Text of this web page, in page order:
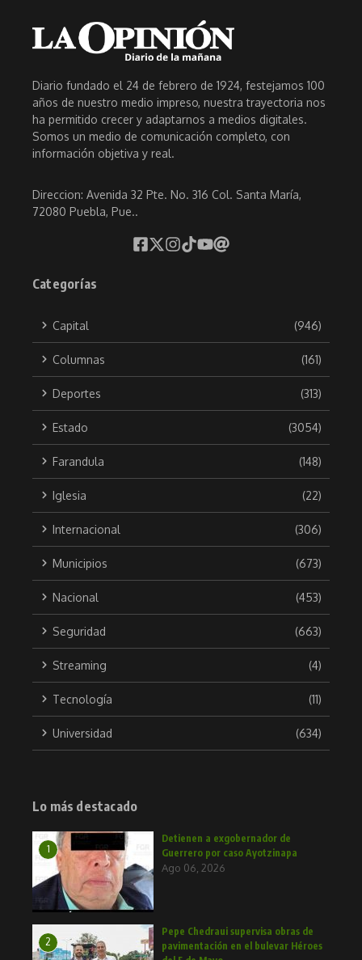
Diario fundado el 24 de febrero de 1924, festejamos 100
años de nuestro medio impreso, nuestra trayectoria nos
ha permitido crecer y adaptarnos a medios digitales.
Somos un medio de comunicación completo, con
información objetiva y real.
Direccion: Avenida 32 Pte. No. 316 Col. Santa María,
72080 Puebla, Pue..
Categorías
Capital (946)
Columnas (161)
Deportes (313)
Estado (3054)
Farandula (148)
Iglesia (22)
Internacional (306)
Municipios (673)
Nacional (453)
Seguridad (663)
Streaming (4)
Tecnología (11)
Universidad (634)
Lo más destacado
1
Detienen a exgobernador de
Guerrero por caso Ayotzinapa
Ago 06, 2026
2
Pepe Chedraui supervisa obras de
pavimentación en el bulevar Héroes